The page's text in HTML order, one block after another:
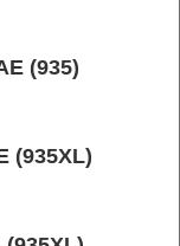
(935)
(935XL)